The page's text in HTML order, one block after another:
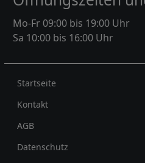
Mo-Fr 09:00 bis 19:00 Uhr
Sa 10:00 bis 16:00 Uhr
Rechtliches
Startseite
Kontakt
AGB
Datenschutz